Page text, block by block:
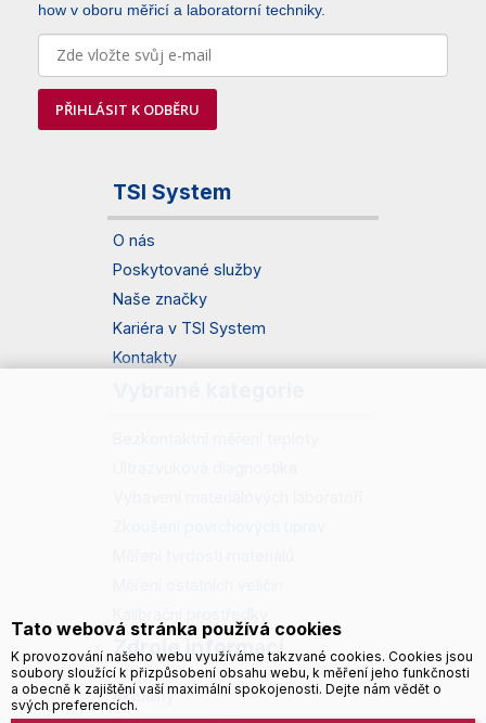
how v oboru měřicí a laboratorní techniky.
PŘIHLÁSIT K ODBĚRU
TSI System
O nás
Poskytované služby
Naše značky
Kariéra v TSI System
Kontakty
Zdroje informací
Aktuality
Tato webová stránka používá cookies
K provozování našeho webu využíváme takzvané cookies. Cookies jsou
soubory sloužící k přizpůsobení obsahu webu, k měření jeho funkčnosti
a obecně k zajištění vaší maximální spokojenosti. Dejte nám vědět o
svých preferencích.